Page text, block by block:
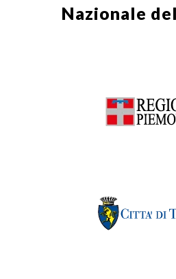
Nazionale